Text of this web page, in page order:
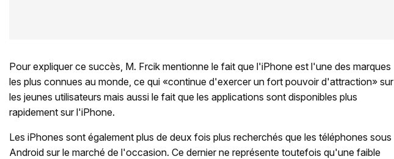
Pour expliquer ce succès, M. Frcik mentionne le fait que l'iPhone est l'une des marques
les plus connues au monde, ce qui «continue d'exercer un fort pouvoir d'attraction» sur
les jeunes utilisateurs mais aussi le fait que les applications sont disponibles plus
rapidement sur l'iPhone.
Les iPhones sont également plus de deux fois plus recherchés que les téléphones sous
Android sur le marché de l'occasion. Ce dernier ne représente toutefois qu'une faible